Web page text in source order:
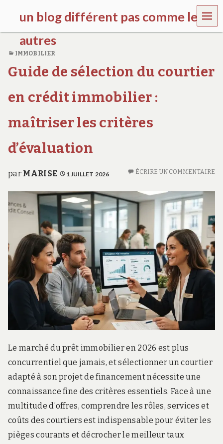
un blog différent pas comme les
autres
d
c
h
d
e
n
o
g
MEN
U
IMMOBILIER
Guide de sélection du courtier
en crédit immobilier :
maîtriser les critères
d’évaluation
par MARISE 1 JUILLET 2026 ÉCRIRE UN COMMENTAIRE
Le marché du prêt immobilier en 2026 est plus
concurrentiel que jamais, et sélectionner un courtier
adapté à son projet de financement nécessite une
connaissance fine des critères essentiels. Face à une
multitude d’offres, comprendre les rôles, services et
coûts des courtiers est indispensable pour éviter les
pièges courants et décrocher le meilleur taux